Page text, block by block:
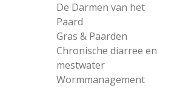
De Darmen van het
Paard
Gras & Paarden
Chronische diarree en
mestwater
Wormmanagement